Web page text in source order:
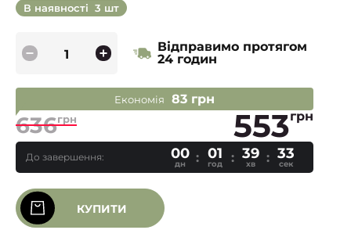
В наявності 3 шт
Відправимо протягом
24 годин
Економія 83 грн
636грн 553грн
До завершення: 00
дн
01
год
39
хв
32
сек
КУПИТИ